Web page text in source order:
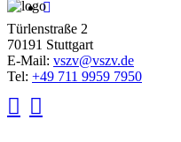
Türlenstraße 2
70191 Stuttgart
E-Mail: vszv@vszv.de
Tel: +49 711 9959 7950